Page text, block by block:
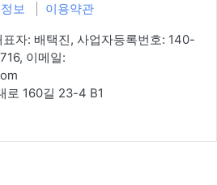
보 이용약관
자: 배택진, 사업자등록번호: 140-
이메일:
로 160길 23-4 B1